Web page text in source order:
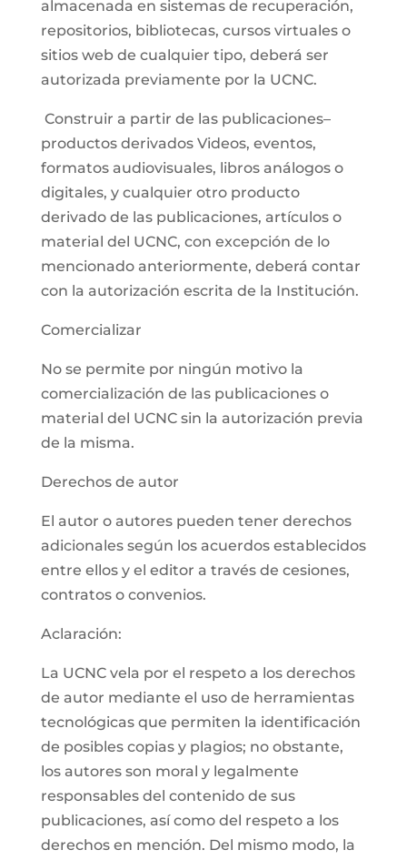
almacenada en sistemas de recuperación,
repositorios, bibliotecas, cursos virtuales o
sitios web de cualquier tipo, deberá ser
autorizada previamente por la UCNC.
Construir a partir de las publicaciones–
productos derivados Videos, eventos,
formatos audiovisuales, libros análogos o
digitales, y cualquier otro producto
derivado de las publicaciones, artículos o
material del UCNC, con excepción de lo
mencionado anteriormente, deberá contar
con la autorización escrita de la Institución.
Comercializar
No se permite por ningún motivo la
comercialización de las publicaciones o
material del UCNC sin la autorización previa
de la misma.
Derechos de autor
El autor o autores pueden tener derechos
adicionales según los acuerdos establecidos
entre ellos y el editor a través de cesiones,
contratos o convenios.
Aclaración:
La UCNC vela por el respeto a los derechos
de autor mediante el uso de herramientas
tecnológicas que permiten la identificación
de posibles copias y plagios; no obstante,
los autores son moral y legalmente
responsables del contenido de sus
publicaciones, así como del respeto a los
derechos en mención. Del mismo modo, la